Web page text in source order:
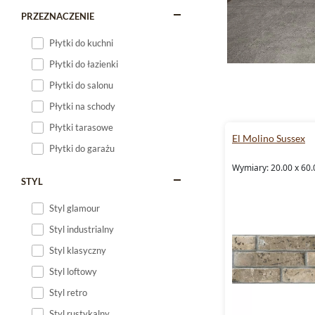
PRZEZNACZENIE
Płytki do kuchni
Płytki do łazienki
Płytki do salonu
Płytki na schody
Płytki tarasowe
Płytki do garażu
STYL
Styl glamour
Styl industrialny
Styl klasyczny
Styl loftowy
Styl retro
El Molino Sussex
Wymiary: 20.00 x